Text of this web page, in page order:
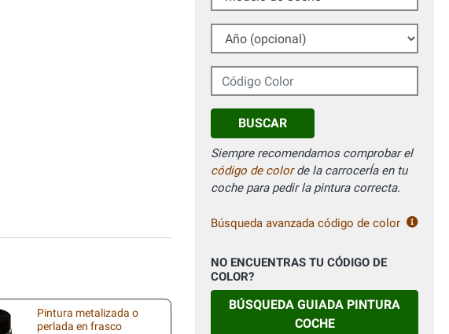
Pintura metalizada o
perlada en frasco
Año (opcional)
Código Color
BUSCAR
Siempre recomendamos comprobar el
código de colorde la carrocerÍa en tu
coche para pedir la pintura correcta.
Búsqueda avanzada código de color
NO ENCUENTRAS TU CÓDIGO DE
COLOR?
BÚSQUEDA GUIADA PINTURA
COCHE